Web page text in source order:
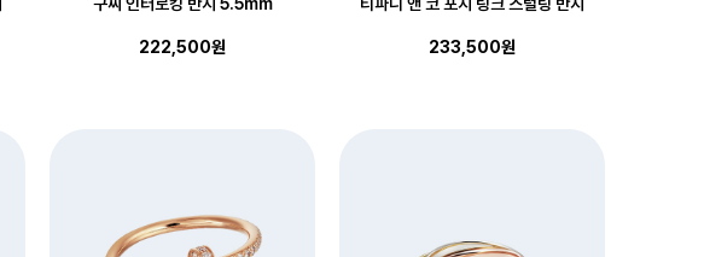
222,500원 233,500원